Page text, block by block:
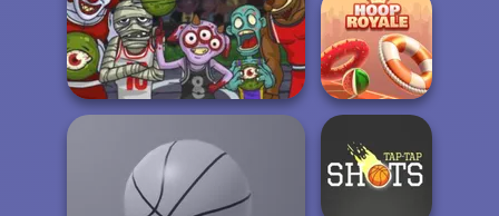
Basket Monsterz
Basketball FRVR
Hoop Royale